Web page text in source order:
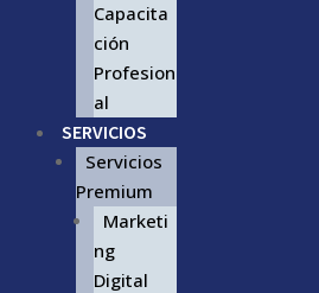
Capacita
ción
Profesion
al
SERVICIOS
Servicios
Premium
Marketi
ng
Digital